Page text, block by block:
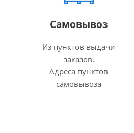
Самовывоз
Из пунктов выдачи
заказов.
Адреса пунктов
самовывоза